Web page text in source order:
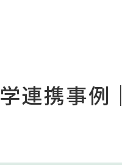
連携事例｜